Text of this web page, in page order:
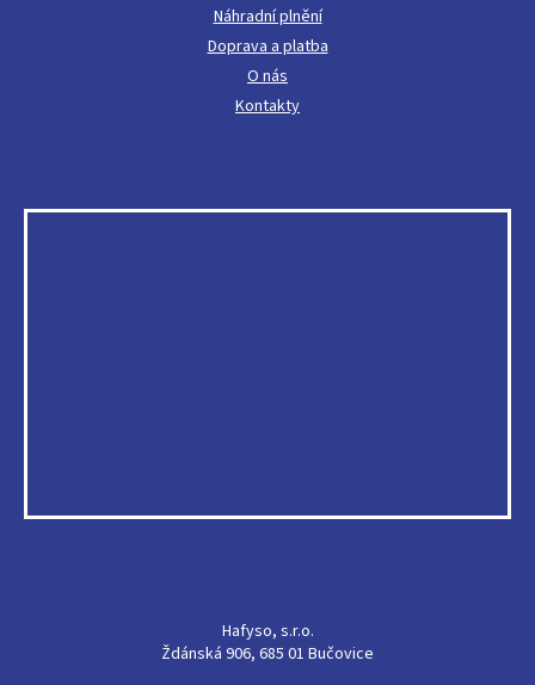
Náhradní plnění
Doprava a platba
O nás
Kontakty
Hafyso, s.r.o.
Ždánská 906, 685 01 Bučovice